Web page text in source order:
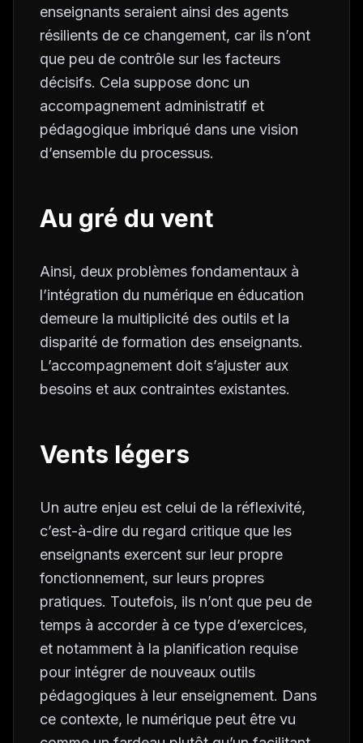
enseignants seraient ainsi des agents
résilients de ce changement, car ils n’ont
que peu de contrôle sur les facteurs
décisifs. Cela suppose donc un
accompagnement administratif et
pédagogique imbriqué dans une vision
d’ensemble du processus.
Au gré du vent
Ainsi, deux problèmes fondamentaux à
l’intégration du numérique en éducation
demeure la multiplicité des outils et la
disparité de formation des enseignants.
L’accompagnement doit s’ajuster aux
besoins et aux contraintes existantes.
Vents légers
Un autre enjeu est celui de la réflexivité,
c’est-à-dire du regard critique que les
enseignants exercent sur leur propre
fonctionnement, sur leurs propres
pratiques. Toutefois, ils n’ont que peu de
temps à accorder à ce type d’exercices,
et notamment à la planification requise
pour intégrer de nouveaux outils
pédagogiques à leur enseignement. Dans
ce contexte, le numérique peut être vu